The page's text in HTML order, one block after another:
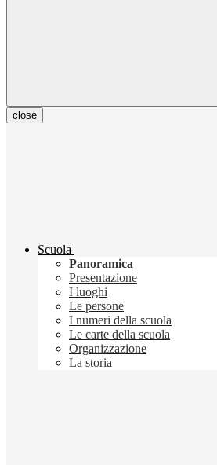
close
Scuola
Panoramica
Presentazione
I luoghi
Le persone
I numeri della scuola
Le carte della scuola
Organizzazione
La storia